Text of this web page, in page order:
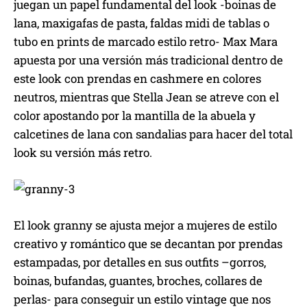
juegan un papel fundamental del look -boinas de
lana, maxigafas de pasta, faldas midi de tablas o
tubo en prints de marcado estilo retro- Max Mara
apuesta por una versión más tradicional dentro de
este look con prendas en cashmere en colores
neutros, mientras que Stella Jean se atreve con el
color apostando por la mantilla de la abuela y
calcetines de lana con sandalias para hacer del total
look su versión más retro.
El look granny se ajusta mejor a mujeres de estilo
creativo y romántico que se decantan por prendas
estampadas, por detalles en sus outfits –gorros,
boinas, bufandas, guantes, broches, collares de
perlas- para conseguir un estilo vintage que nos